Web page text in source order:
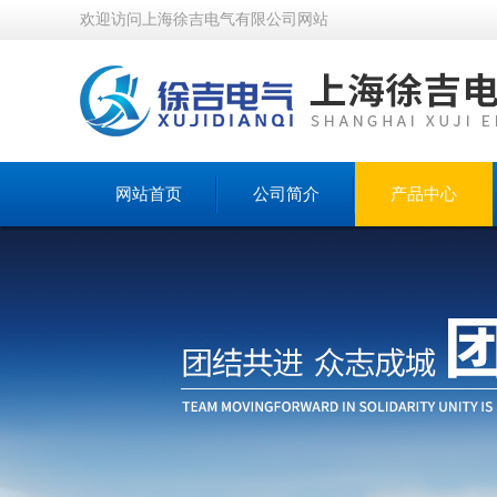
欢迎访问上海徐吉电气有限公司网站
网站首页 公司简介 产品中心